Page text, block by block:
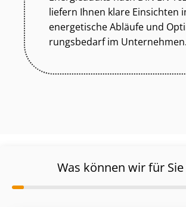
liefern Ihnen klare Einsichten
energetische Abläufe und
rungs­be­darf im Unternehmen.
Was können wir für